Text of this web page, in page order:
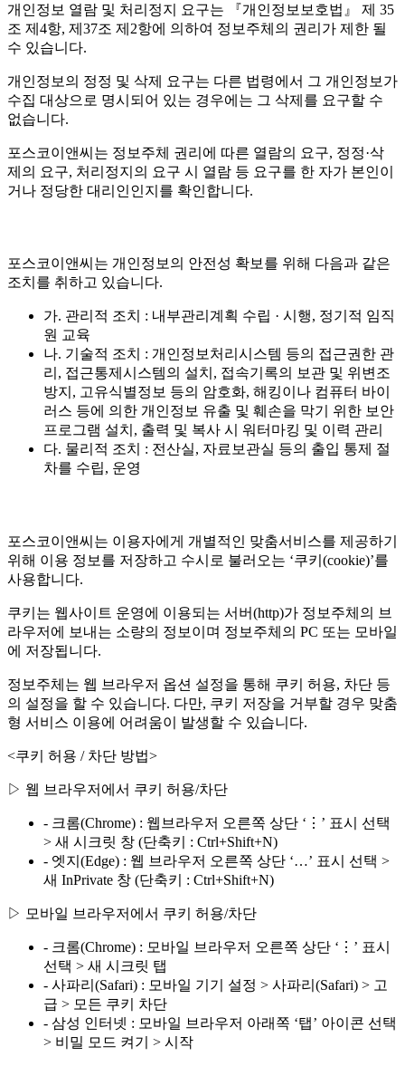
개인정보 열람 및 처리정지 요구는 『개인정보보호법』 제 35
조 제4항, 제37조 제2항에 의하여 정보주체의 권리가 제한 될
수 있습니다.
개인정보의 정정 및 삭제 요구는 다른 법령에서 그 개인정보가
수집 대상으로 명시되어 있는 경우에는 그 삭제를 요구할 수
없습니다.
포스코이앤씨는 정보주체 권리에 따른 열람의 요구, 정정·삭
제의 요구, 처리정지의 요구 시 열람 등 요구를 한 자가 본인이
거나 정당한 대리인인지를 확인합니다.
포스코이앤씨는 개인정보의 안전성 확보를 위해 다음과 같은
조치를 취하고 있습니다.
가. 관리적 조치 : 내부관리계획 수립 · 시행, 정기적 임직
원 교육
나. 기술적 조치 : 개인정보처리시스템 등의 접근권한 관
리, 접근통제시스템의 설치, 접속기록의 보관 및 위변조
방지, 고유식별정보 등의 암호화, 해킹이나 컴퓨터 바이
러스 등에 의한 개인정보 유출 및 훼손을 막기 위한 보안
프로그램 설치, 출력 및 복사 시 워터마킹 및 이력 관리
다. 물리적 조치 : 전산실, 자료보관실 등의 출입 통제 절
차를 수립, 운영
포스코이앤씨는 이용자에게 개별적인 맞춤서비스를 제공하기
위해 이용 정보를 저장하고 수시로 불러오는 ‘쿠키(cookie)’를
사용합니다.
쿠키는 웹사이트 운영에 이용되는 서버(http)가 정보주체의 브
라우저에 보내는 소량의 정보이며 정보주체의 PC 또는 모바일
에 저장됩니다.
정보주체는 웹 브라우저 옵션 설정을 통해 쿠키 허용, 차단 등
의 설정을 할 수 있습니다. 다만, 쿠키 저장을 거부할 경우 맞춤
형 서비스 이용에 어려움이 발생할 수 있습니다.
<쿠키 허용 / 차단 방법>
▷ 웹 브라우저에서 쿠키 허용/차단
- 크롬(Chrome) : 웹브라우저 오른쪽 상단 ‘⋮’ 표시 선택
> 새 시크릿 창 (단축키 : Ctrl+Shift+N)
- 엣지(Edge) : 웹 브라우저 오른쪽 상단 ‘…’ 표시 선택 >
새 InPrivate 창 (단축키 : Ctrl+Shift+N)
▷ 모바일 브라우저에서 쿠키 허용/차단
- 크롬(Chrome) : 모바일 브라우저 오른쪽 상단 ‘⋮’ 표시
선택 > 새 시크릿 탭
- 사파리(Safari) : 모바일 기기 설정 > 사파리(Safari) > 고
급 > 모든 쿠키 차단
- 삼성 인터넷 : 모바일 브라우저 아래쪽 ‘탭’ 아이콘 선택
> 비밀 모드 켜기 > 시작